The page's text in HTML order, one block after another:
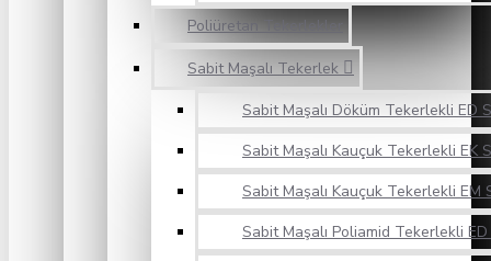
Poliüretan Tekerlekler
Sabit Maşalı Tekerlek
Sabit Maşalı Döküm Tekerlekli ED
Sabit Maşalı Kauçuk Tekerlekli EK
Sabit Maşalı Kauçuk Tekerlekli EM
Sabit Maşalı Poliamid Tekerlekli